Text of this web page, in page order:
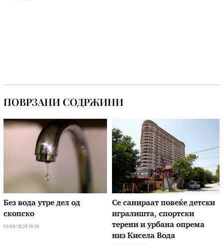
ПОВРЗАНИ СОДРЖИНИ
Без вода утре дел од
скопско
06/08/2026 18:08
Се санираат повеќе детски
игралишта, спортски
терени и урбана опрема
низ Кисела Вода